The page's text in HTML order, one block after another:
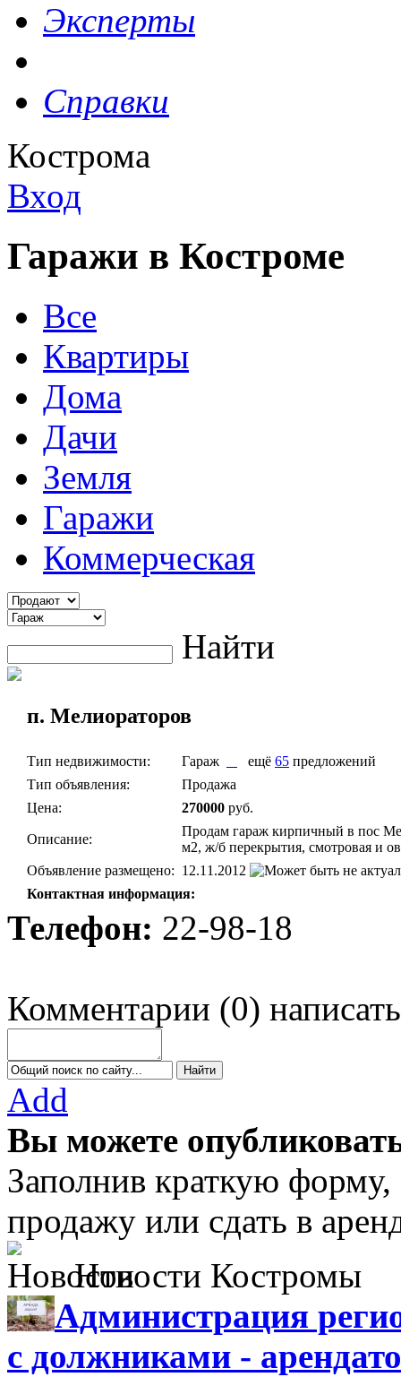
Эксперты
Справки
Кострома
Вход
Гаражи в Костроме
Все
Квартиры
Дома
Дачи
Земля
Гаражи
Коммерческая
Найти
п. Мелиораторов
Тип недвижимости: Гараж ещё 65 предложений
Тип объявления:
Продажа
Цена:
270000 руб.
Описание:
Продам гараж кирпичный в пос
м2, ж/б перекрытия, смотровая и
Объявление размещено: 12.11.2012
Контактная информация:
Телефон: 22-98-18
Комментарии (0) написать
Add
Вы можете
Заполнив краткую
продажу или сдать в
Новости Костромы
Администрация
с должниками -